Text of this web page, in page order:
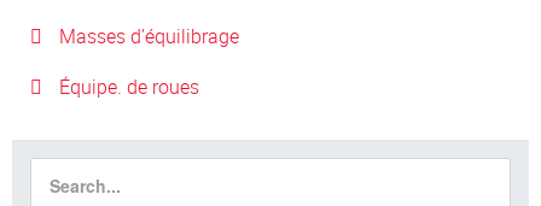
Masses d’équilibrage
Équipe. de roues